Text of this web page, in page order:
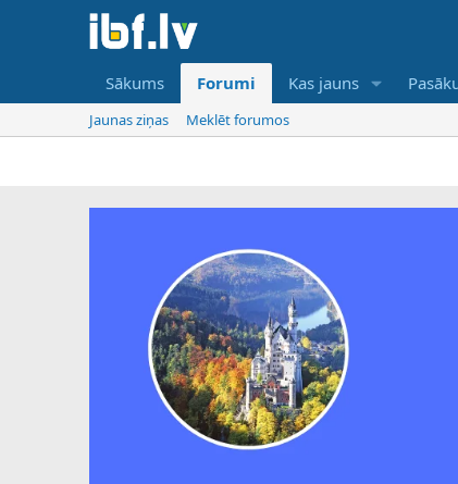
Sākums Forumi Kas jauns
Jaunas ziņas Meklēt forumos
IBF ir